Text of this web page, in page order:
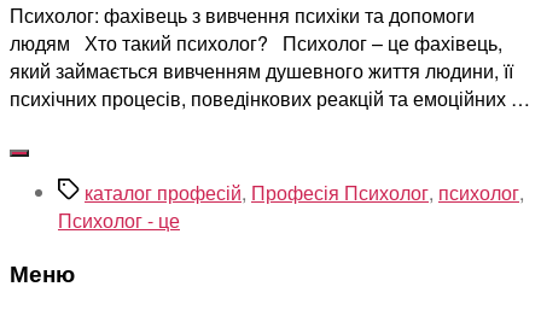
Психолог: фахівець з вивчення психіки та допомоги
людям Хто такий психолог? Психолог – це фахівець,
який займається вивченням душевного життя людини, її
психічних процесів, поведінкових реакцій та емоційних …
Позначки
каталог професій, Професія Психолог, психолог,
Психолог - це
Меню